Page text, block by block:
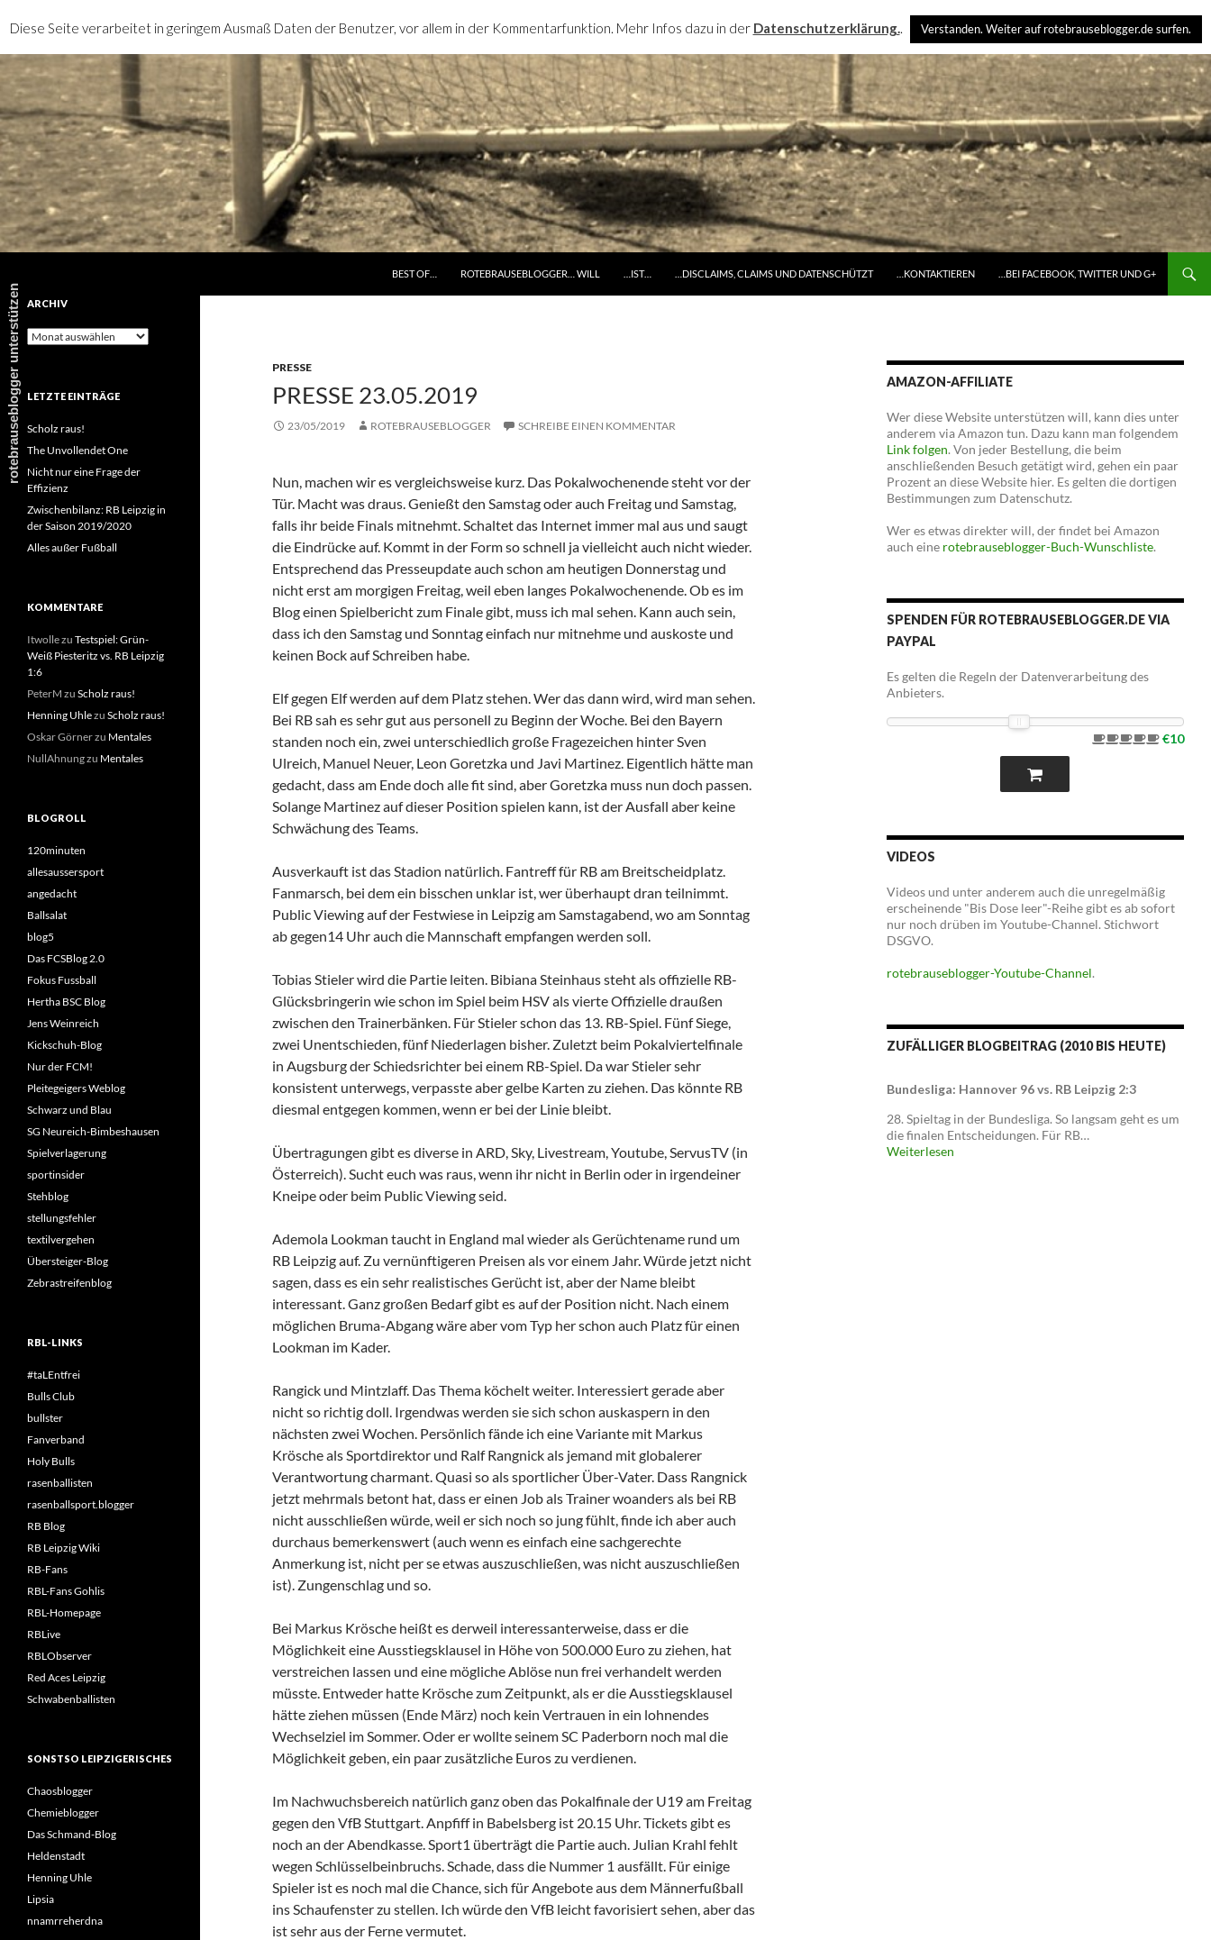
BEST OF…
ROTEBRAUSEBLOGGER… WILL …IST… …DISCLAIMS, CLAIMS UND DATENSCHÜTZT …KONTAKTIEREN …BEI FACEBOOK, TWITTER UND G+
PRESSE
PRESSE 23.05.2019
23/05/2019 ROTEBRAUSEBLOGGER SCHREIBE EINEN KOMMENTAR
Nun, machen wir es vergleichsweise kurz. Das Pokalwochenende steht vor der
Tür. Macht was draus. Genießt den Samstag oder auch Freitag und Samstag,
falls ihr beide Finals mitnehmt. Schaltet das Internet immer mal aus und saugt
die Eindrücke auf. Kommt in der Form so schnell ja vielleicht auch nicht wieder.
Entsprechend das Presseupdate auch schon am heutigen Donnerstag und
nicht erst am morgigen Freitag, weil eben langes Pokalwochenende. Ob es im
Blog einen Spielbericht zum Finale gibt, muss ich mal sehen. Kann auch sein,
dass ich den Samstag und Sonntag einfach nur mitnehme und auskoste und
keinen Bock auf Schreiben habe.
Elf gegen Elf werden auf dem Platz stehen. Wer das dann wird, wird man sehen.
Bei RB sah es sehr gut aus personell zu Beginn der Woche. Bei den Bayern
standen noch ein, zwei unterschiedlich große Fragezeichen hinter Sven
Ulreich, Manuel Neuer, Leon Goretzka und Javi Martinez. Eigentlich hätte man
gedacht, dass am Ende doch alle fit sind, aber Goretzka muss nun doch passen.
Solange Martinez auf dieser Position spielen kann, ist der Ausfall aber keine
Schwächung des Teams.
Ausverkauft ist das Stadion natürlich. Fantreff für RB am Breitscheidplatz.
Fanmarsch, bei dem ein bisschen unklar ist, wer überhaupt dran teilnimmt.
Public Viewing auf der Festwiese in Leipzig am Samstagabend, wo am Sonntag
ab gegen14 Uhr auch die Mannschaft empfangen werden soll.
Tobias Stieler wird die Partie leiten. Bibiana Steinhaus steht als offizielle RB-
Glücksbringerin wie schon im Spiel beim HSV als vierte Offizielle draußen
zwischen den Trainerbänken. Für Stieler schon das 13. RB-Spiel. Fünf Siege,
zwei Unentschieden, fünf Niederlagen bisher. Zuletzt beim Pokalviertelfinale
in Augsburg der Schiedsrichter bei einem RB-Spiel. Da war Stieler sehr
konsistent unterwegs, verpasste aber gelbe Karten zu ziehen. Das könnte RB
diesmal entgegen kommen, wenn er bei der Linie bleibt.
Übertragungen gibt es diverse in ARD, Sky, Livestream, Youtube, ServusTV (in
Österreich). Sucht euch was raus, wenn ihr nicht in Berlin oder in irgendeiner
Kneipe oder beim Public Viewing seid.
Ademola Lookman taucht in England mal wieder als Gerüchtename rund um
RB Leipzig auf. Zu vernünftigeren Preisen als vor einem Jahr. Würde jetzt nicht
sagen, dass es ein sehr realistisches Gerücht ist, aber der Name bleibt
interessant. Ganz großen Bedarf gibt es auf der Position nicht. Nach einem
möglichen Bruma-Abgang wäre aber vom Typ her schon auch Platz für einen
Lookman im Kader.
Rangick und Mintzlaff. Das Thema köchelt weiter. Interessiert gerade aber
nicht so richtig doll. Irgendwas werden sie sich schon auskaspern in den
nächsten zwei Wochen. Persönlich fände ich eine Variante mit Markus
Krösche als Sportdirektor und Ralf Rangnick als jemand mit globalerer
Verantwortung charmant. Quasi so als sportlicher Über-Vater. Dass Rangnick
jetzt mehrmals betont hat, dass er einen Job als Trainer woanders als bei RB
nicht ausschließen würde, weil er sich noch so jung fühlt, finde ich aber auch
durchaus bemerkenswert (auch wenn es einfach eine sachgerechte
Anmerkung ist, nicht per se etwas auszuschließen, was nicht auszuschließen
ist). Zungenschlag und so.
Bei Markus Krösche heißt es derweil interessanterweise, dass er die
Möglichkeit eine Ausstiegsklausel in Höhe von 500.000 Euro zu ziehen, hat
verstreichen lassen und eine mögliche Ablöse nun frei verhandelt werden
müsste. Entweder hatte Krösche zum Zeitpunkt, als er die Ausstiegsklausel
hätte ziehen müssen (Ende März) noch kein Vertrauen in ein lohnendes
Wechselziel im Sommer. Oder er wollte seinem SC Paderborn noch mal die
Möglichkeit geben, ein paar zusätzliche Euros zu verdienen.
Im Nachwuchsbereich natürlich ganz oben das Pokalfinale der U19 am Freitag
gegen den VfB Stuttgart. Anpfiff in Babelsberg ist 20.15 Uhr. Tickets gibt es
noch an der Abendkasse. Sport1 überträgt die Partie auch. Julian Krahl fehlt
wegen Schlüsselbeinbruchs. Schade, dass die Nummer 1 ausfällt. Für einige
Spieler ist es noch mal die Chance, sich für Angebote aus dem Männerfußball
ins Schaufenster zu stellen. Ich würde den VfB leicht favorisiert sehen, aber das
ist sehr aus der Ferne vermutet.
AMAZON-AFFILIATE
Wer diese Website unterstützen will, kann dies unter
anderem via Amazon tun. Dazu kann man folgendem
Link folgen. Von jeder Bestellung, die beim
anschließenden Besuch getätigt wird, gehen ein paar
Prozent an diese Website hier. Es gelten die dortigen
Bestimmungen zum Datenschutz.
Wer es etwas direkter will, der findet bei Amazon
auch eine rotebrauseblogger-Buch-Wunschliste.
SPENDEN FÜR ROTEBRAUSEBLOGGER.DE VIA
PAYPAL
Es gelten die Regeln der Datenverarbeitung des
Anbieters.
€10
VIDEOS
Videos und unter anderem auch die unregelmäßig
erscheinende "Bis Dose leer"-Reihe gibt es ab sofort
nur noch drüben im Youtube-Channel. Stichwort
DSGVO.
rotebrauseblogger-Youtube-Channel.
ZUFÄLLIGER BLOGBEITRAG (2010 BIS HEUTE)
Bundesliga: Hannover 96 vs. RB Leipzig 2:3
28. Spieltag in der Bundesliga. So langsam geht es um
die finalen Entscheidungen. Für RB…
Weiterlesen
ARCHIV
Archiv
LETZTE EINTRÄGE
Scholz raus!
The Unvollendet One
Nicht nur eine Frage der
Effizienz
Zwischenbilanz: RB Leipzig in
der Saison 2019/2020
Alles außer Fußball
KOMMENTARE
Itwollezu Testspiel: Grün-
Weiß Piesteritz vs. RB Leipzig
1:6
PeterM zu Scholz raus!
Henning Uhlezu Scholz raus!
Oskar Görnerzu Mentales
NullAhnungzu Mentales
BLOGROLL
120minuten
allesaussersport
angedacht
Ballsalat
blog5
Das FCSBlog 2.0
Fokus Fussball
Hertha BSC Blog
Jens Weinreich
Kickschuh-Blog
Nur der FCM!
Pleitegeigers Weblog
Schwarz und Blau
SG Neureich-Bimbeshausen
Spielverlagerung
sportinsider
Stehblog
stellungsfehler
textilvergehen
Übersteiger-Blog
Zebrastreifenblog
RBL-LINKS
#taLEntfrei
Bulls Club
bullster
Fanverband
Holy Bulls
rasenballisten
rasenballsport.blogger
RB Blog
RB Leipzig Wiki
RB-Fans
RBL-Fans Gohlis
RBL-Homepage
RBLive
RBLObserver
Red Aces Leipzig
Schwabenballisten
SONSTSO LEIPZIGERISCHES
Chaosblogger
Chemieblogger
Das Schmand-Blog
Heldenstadt
Henning Uhle
Lipsia
nnamrreherdna
Diese Seite verarbeitet in geringem Ausmaß Daten der Benutzer, vor allem in der Kommentarfunktion. Mehr Infos dazu in der Datenschutzerklärung.. Verstanden. Weiter auf rotebrauseblogger.de surfen.
rotebrauseblogger unterstützen